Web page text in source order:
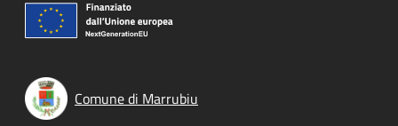
Comune di Marrubiu